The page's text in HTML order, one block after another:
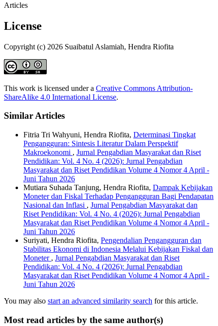
Articles
License
Copyright (c) 2026 Suaibatul Aslamiah, Hendra Riofita
This work is licensed under a Creative Commons Attribution-
ShareAlike 4.0 International License.
Similar Articles
Fitria Tri Wahyuni, Hendra Riofita, Determinasi Tingkat
Pengangguran: Sintesis Literatur Dalam Perspektif
Makroekonomi , Jurnal Pengabdian Masyarakat dan Riset
Pendidikan: Vol. 4 No. 4 (2026): Jurnal Pengabdian
Masyarakat dan Riset Pendidikan Volume 4 Nomor 4 April -
Juni Tahun 2026
Mutiara Suhada Tanjung, Hendra Riofita, Dampak Kebijakan
Moneter dan Fiskal Terhadap Pengangguran Bagi Pendapatan
Nasional dan Inflasi , Jurnal Pengabdian Masyarakat dan
Riset Pendidikan: Vol. 4 No. 4 (2026): Jurnal Pengabdian
Masyarakat dan Riset Pendidikan Volume 4 Nomor 4 April -
Juni Tahun 2026
Suriyati, Hendra Riofita, Pengendalian Pengangguran dan
Stabilitas Ekonomi di Indonesia Melalui Kebijakan Fiskal dan
Moneter , Jurnal Pengabdian Masyarakat dan Riset
Pendidikan: Vol. 4 No. 4 (2026): Jurnal Pengabdian
Masyarakat dan Riset Pendidikan Volume 4 Nomor 4 April -
Juni Tahun 2026
You may also start an advanced similarity search for this article.
Most read articles by the same author(s)